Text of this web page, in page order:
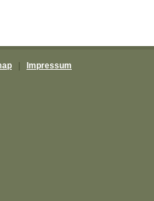
Impressum